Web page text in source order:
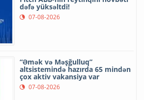
dəfə yüksəltdi!
07-08-2026
“Əmək və Məşğulluq”
altsistemində hazırda 65 mindən
çox aktiv vakansiya var
07-08-2026